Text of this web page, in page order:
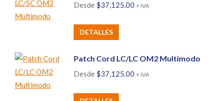
Desde $37,125.00 + IVA
DETALLES
tiene
múltiples
Las
Patch Cord LC/LC OM2 Multimodo
Desde $37,125.00 + IVA